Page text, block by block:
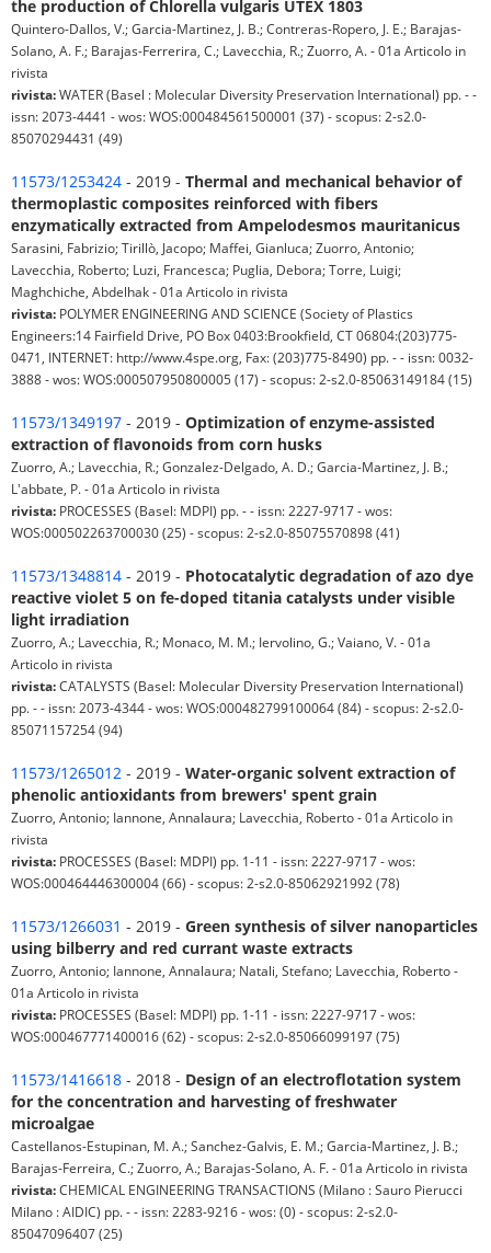
the production of Chlorella vulgaris UTEX 1803
Quintero-Dallos, V.; Garcia-Martinez, J. B.; Contreras-Ropero, J. E.; Barajas-
Solano, A. F.; Barajas-Ferrerira, C.; Lavecchia, R.; Zuorro, A. - 01a Articolo in
rivista
rivista:WATER (Basel : Molecular Diversity Preservation International) pp. - -
issn: 2073-4441 - wos: WOS:000484561500001 (37) - scopus: 2-s2.0-
85070294431 (49)
11573/1253424 - 2019 - Thermal and mechanical behavior of
thermoplastic composites reinforced with fibers
enzymatically extracted from Ampelodesmos mauritanicus
Sarasini, Fabrizio; Tirillò, Jacopo; Maffei, Gianluca; Zuorro, Antonio;
Lavecchia, Roberto; Luzi, Francesca; Puglia, Debora; Torre, Luigi;
Maghchiche, Abdelhak - 01a Articolo in rivista
rivista: POLYMER ENGINEERING AND SCIENCE (Society of Plastics
Engineers:14 Fairfield Drive, PO Box 0403:Brookfield, CT 06804:(203)775-
0471, INTERNET: http://www.4spe.org, Fax: (203)775-8490) pp. - - issn: 0032-
3888 - wos: WOS:000507950800005 (17) - scopus: 2-s2.0-85063149184 (15)
11573/1349197 - 2019 - Optimization of enzyme-assisted
extraction of flavonoids from corn husks
Zuorro, A.; Lavecchia, R.; Gonzalez-Delgado, A. D.; Garcia-Martinez, J. B.;
L'abbate, P. - 01a Articolo in rivista
rivista: PROCESSES (Basel: MDPI) pp. - - issn: 2227-9717 - wos:
WOS:000502263700030 (25) - scopus: 2-s2.0-85075570898 (41)
11573/1348814 - 2019 - Photocatalytic degradation of azo dye
reactive violet 5 on fe-doped titania catalysts under visible
light irradiation
Zuorro, A.; Lavecchia, R.; Monaco, M. M.; Iervolino, G.; Vaiano, V. - 01a
Articolo in rivista
rivista:CATALYSTS (Basel: Molecular Diversity Preservation International)
pp. - - issn: 2073-4344 - wos: WOS:000482799100064 (84) - scopus: 2-s2.0-
85071157254 (94)
11573/1265012 - 2019 - Water-organic solvent extraction of
phenolic antioxidants from brewers' spent grain
Zuorro, Antonio; Iannone, Annalaura; Lavecchia, Roberto - 01a Articolo in
rivista
rivista: PROCESSES (Basel: MDPI) pp. 1-11 - issn: 2227-9717 - wos:
WOS:000464446300004 (66) - scopus: 2-s2.0-85062921992 (78)
11573/1266031 - 2019 - Green synthesis of silver nanoparticles
using bilberry and red currant waste extracts
Zuorro, Antonio; Iannone, Annalaura; Natali, Stefano; Lavecchia, Roberto -
01a Articolo in rivista
rivista: PROCESSES (Basel: MDPI) pp. 1-11 - issn: 2227-9717 - wos:
WOS:000467771400016 (62) - scopus: 2-s2.0-85066099197 (75)
11573/1416618 - 2018 - Design of an electroflotation system
for the concentration and harvesting of freshwater
microalgae
Castellanos-Estupinan, M. A.; Sanchez-Galvis, E. M.; Garcia-Martinez, J. B.;
Barajas-Ferreira, C.; Zuorro, A.; Barajas-Solano, A. F. - 01a Articolo in rivista
rivista:CHEMICAL ENGINEERING TRANSACTIONS (Milano : Sauro Pierucci
Milano : AIDIC) pp. - - issn: 2283-9216 - wos: (0) - scopus: 2-s2.0-
85047096407 (25)